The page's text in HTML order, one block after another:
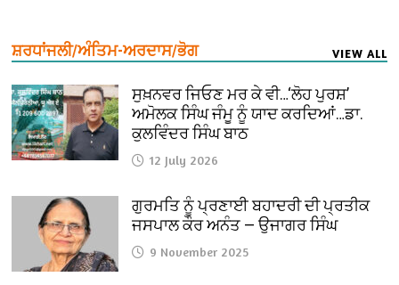
ਸ਼ਰਧਾਂਜਲੀ/ਅੰਤਿਮ-ਅਰਦਾਸ/ਭੋਗ VIEW ALL
ਸੁਖ਼ਨਵਰ ਜਿਓਣ ਮਰ ਕੇ ਵੀ…‘ਲੋਹ ਪੁਰਸ਼’
ਅਮੋਲਕ ਸਿੰਘ ਜੰਮੂ ਨੂੰ ਯਾਦ ਕਰਦਿਆਂ…ਡਾ.
ਕੁਲਵਿੰਦਰ ਸਿੰਘ ਬਾਠ
12 July 2026
ਗੁਰਮਤਿ ਨੂੰ ਪ੍ਰਣਾਈ ਬਹਾਦਰੀ ਦੀ ਪ੍ਰਤੀਕ
ਜਸਪਾਲ ਕੌਰ ਅਨੰਤ — ਉਜਾਗਰ ਸਿੰਘ
9 November 2025